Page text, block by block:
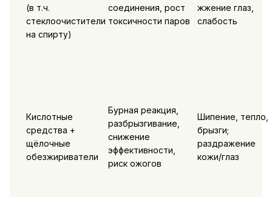
(в т.ч.
стеклоочистители
на спирту)
соединения, рост
токсичности паров
жжение глаз,
слабость
Кислотные
средства +
щёлочные
обезжириватели
Бурная реакция,
разбрызгивание,
снижение
эффективности,
риск ожогов
Шипение, тепло,
брызги;
раздражение
кожи/глаз